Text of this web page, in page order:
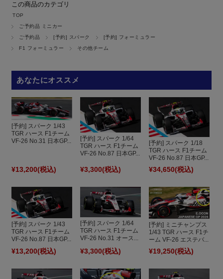
この商品のカテゴリ
TOP
ご予約品 ミニカー
ご予約品
[予約] スパーク
[予約] フォーミュラー
F1 フォーミュラー
その他チーム
あなたにオススメ
[予約] スパーク 1/43
TGR ハース F1チーム
VF-26 No.31 日本GP...
¥13,200(税込)
[予約] スパーク 1/64
TGR ハース F1チーム
VF-26 No.87 日本GP...
¥3,300(税込)
[予約] スパーク 1/18
TGR ハース F1チーム
VF-26 No.87 日本GP...
¥34,650(税込)
[予約] スパーク 1/43
TGR ハース F1チーム
VF-26 No.87 日本GP...
¥13,200(税込)
[予約] スパーク 1/64
TGR ハース F1チーム
VF-26 No.31 オース...
¥3,300(税込)
[予約] ミニチャンプス
1/43 TGR ハース F1チ
ーム VF-26 エステバ...
¥19,250(税込)